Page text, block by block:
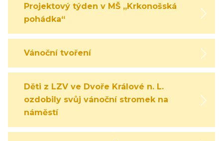
Projektový týden v MŠ „Krkonošská
pohádka“
Vánoční tvoření
Děti z LZV ve Dvoře Králové n. L.
ozdobily svůj vánoční stromek na
náměstí